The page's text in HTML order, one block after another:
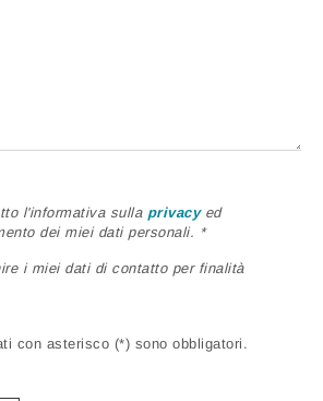
l'informativa sulla privacyed
dei miei dati personali. *
i miei dati di contatto per finalità
con asterisco (*) sono obbligatori.